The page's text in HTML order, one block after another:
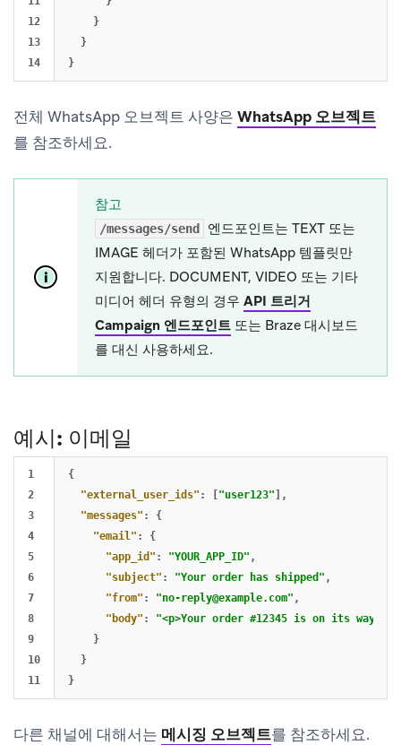
12
13
}
}
}
전체 WhatsApp 오브젝트 사양은 WhatsApp 오브젝트
를 참조하세요.
참고
/messages/send
엔드포인트는 TEXT 또는
IMAGE 헤더가 포함된 WhatsApp 템플릿만
지원합니다. DOCUMENT, VIDEO 또는 기타
미디어 헤더 유형의 경우 API 트리거
Campaign 엔드포인트 또는 Braze 대시보드
를 대신 사용하세요.
예시: 이메일
1
2
3
4
5
6
7
8
9
10
{
"external_user_ids" : ["user123"],
"messages" :
{
"email" :
{
"app_id" : "YOUR_APP_ID" ,
"subject" : "Your order has shipped" ,
"from" : "no-reply@example.com" ,
"body" :
"<p>Your order #12345 is on its way.</
}
}
}
다른 채널에 대해서는 메시징 오브젝트를 참조하세요.